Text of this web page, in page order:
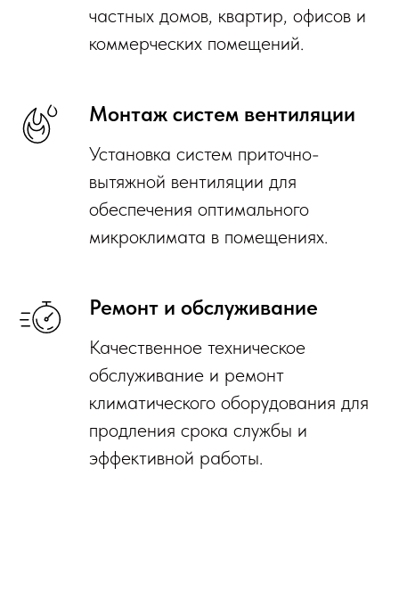
частных домов, квартир, офисов и
коммерческих помещений.
Монтаж систем вентиляции
Установка систем приточно-
вытяжной вентиляции для
обеспечения оптимального
микроклимата в помещениях.
Ремонт и обслуживание
Качественное техническое
обслуживание и ремонт
климатического оборудования для
продления срока службы и
эффективной работы.